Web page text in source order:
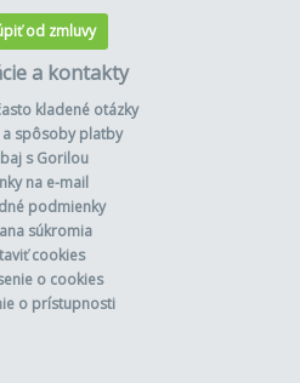
od zmluvy
a kontakty
kladené otázky
a spôsoby platby
s Gorilou
na e-mail
podmienky
súkromia
cookies
o cookies
o prístupnosti